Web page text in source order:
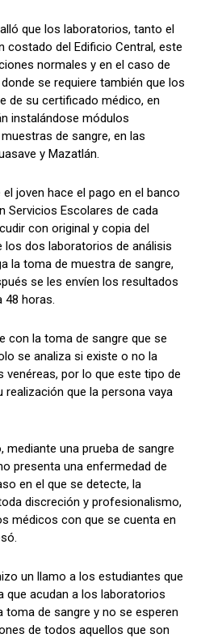
que los laboratorios, tanto el
costado del Edificio Central, este
normales y en el caso de
se requiere también que los
de su certificado médico, en
instalándose módulos
de sangre, en las
y Mazatlán.
joven hace el pago en el banco
Servicios Escolares de cada
con original y copia del
los dos laboratorios de análisis
la toma de muestra de sangre,
se les envíen los resultados
48 horas.
con la toma de sangre que se
se analiza si existe o no la
venéreas, por lo que este tipo de
realización que la persona vaya
mediante una prueba de sangre
presenta una enfermedad de
en el que se detecte, la
discreción y profesionalismo,
médicos con que se cuenta en
un llamo a los estudiantes que
que acudan a los laboratorios
toma de sangre y no se esperen
de todos aquellos que son